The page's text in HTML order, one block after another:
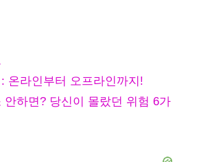
온라인부터 오프라인까지!
안하면? 당신이 몰랐던 위험 6가